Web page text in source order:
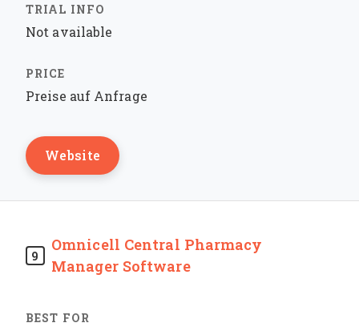
Not available
Preise auf Anfrage
Website
9
Omnicell Central Pharmacy
Manager Software